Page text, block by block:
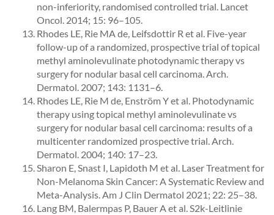
non-inferiority, randomised controlled trial. Lancet
Oncol. 2014; 15: 96–105.
Rhodes LE, Rie MA de, Leifsdottir R et al. Five-year
follow-up of a randomized, prospective trial of topical
methyl aminolevulinate photodynamic therapy vs
surgery for nodular basal cell carcinoma. Arch.
Dermatol. 2007; 143: 1131–6.
Rhodes LE, Rie M de, Enström Y et al. Photodynamic
therapy using topical methyl aminolevulinate vs
surgery for nodular basal cell carcinoma: results of a
multicenter randomized prospective trial. Arch.
Dermatol. 2004; 140: 17–23.
Sharon E, Snast I, Lapidoth M et al. Laser Treatment for
Non-Melanoma Skin Cancer: A Systematic Review and
Meta-Analysis. Am J Clin Dermatol 2021; 22: 25–38.
Lang BM, Balermpas P, Bauer A et al. S2k-Leitlinie